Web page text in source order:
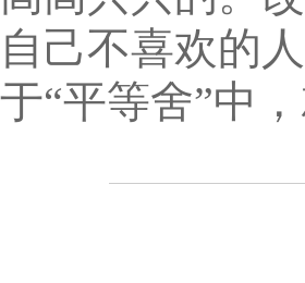
自己不喜欢的
于“平等舍”中